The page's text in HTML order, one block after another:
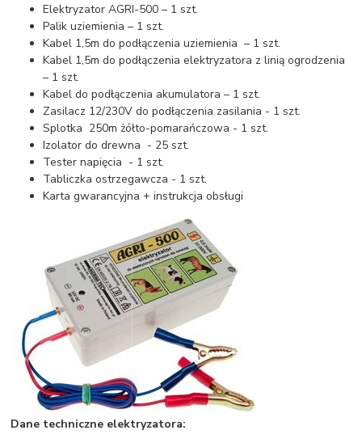
Elektryzator AGRI-500 – 1 szt.
Palik uziemienia – 1 szt.
Kabel 1,5m do podłączenia uziemienia – 1 szt.
Kabel 1,5m do podłączenia elektryzatora z linią ogrodzenia
– 1 szt.
Kabel do podłączenia akumulatora – 1 szt.
Zasilacz 12/230V do podłączenia zasilania - 1 szt.
Splotka 250m żółto-pomarańczowa - 1 szt.
Izolator do drewna - 25 szt.
Tester napięcia - 1 szt.
Tabliczka ostrzegawcza - 1 szt.
Karta gwarancyjna + instrukcja obsługi
Dane techniczne elektryzatora: